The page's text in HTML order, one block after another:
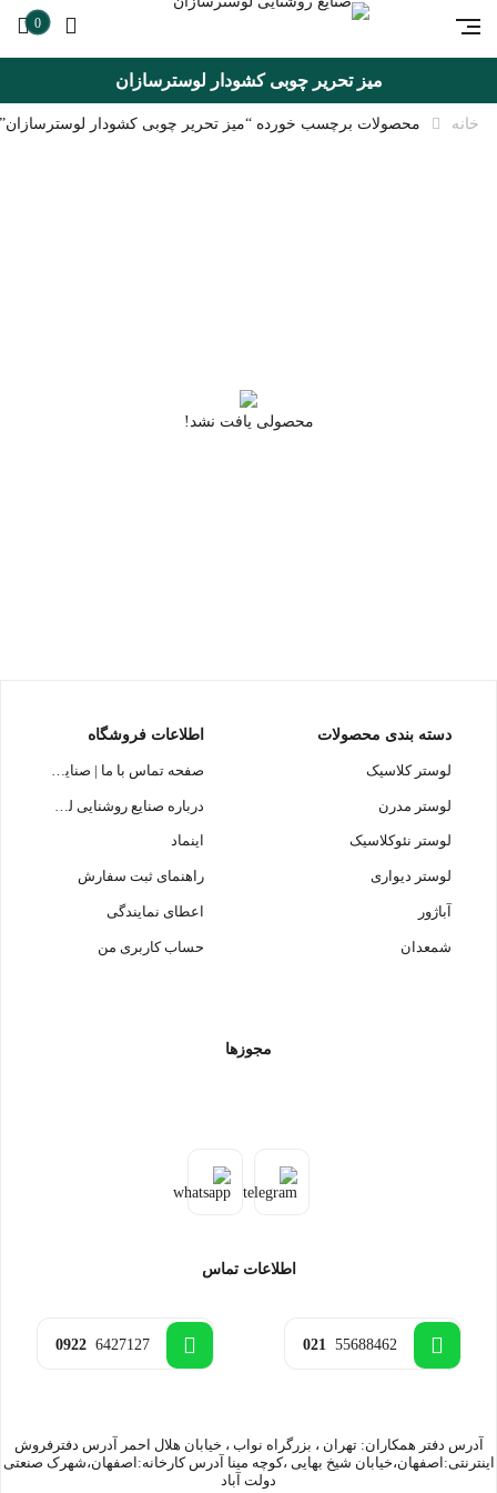
0
میز تحریر چوبی کشودار لوسترسازان
خانه محصولات برچسب خورده “میز تحریر چوبی کشودار لوسترسازان”
محصولی یافت نشد!
دسته بندی محصولات
لوستر کلاسیک
لوستر مدرن
لوستر نئوکلاسیک
لوستر دیواری
آباژور
شمعدان
اطلاعات فروشگاه
اینماد
راهنمای ثبت سفارش
اعطای نمایندگی
حساب کاربری من
مجوزها
اطلاعات تماس
021 55688462
0922 6427127
آدرس دفتر همکاران: تهران ، بزرگراه نواب ، خیابان هلال احمر آدرس دفترفروش
اینترنتی:اصفهان،خیابان شیخ بهایی ،کوچه مینا آدرس کارخانه:اصفهان،شهرک صنعتی
دولت آباد